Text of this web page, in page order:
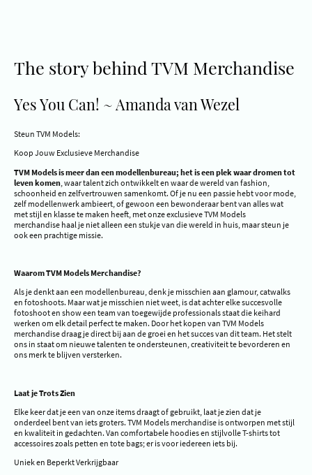
The story behind TVM Merchandise
Yes You Can! ~ Amanda van Wezel
Steun TVM Models:
Koop Jouw Exclusieve Merchandise
TVM Models is meer dan een modellenbureau; het is een plek waar dromen tot
leven komen , waar talent zich ontwikkelt en waar de wereld van fashion,
schoonheid en zelfvertrouwen samenkomt. Of je nu een passie hebt voor mode,
zelf modellenwerk ambieert, of gewoon een bewonderaar bent van alles wat
met stijl en klasse te maken heeft, met onze exclusieve TVM Models
merchandise haal je niet alleen een stukje van die wereld in huis, maar steun je
ook een prachtige missie.
Waarom TVM Models Merchandise?
Als je denkt aan een modellenbureau, denk je misschien aan glamour, catwalks
en fotoshoots. Maar wat je misschien niet weet, is dat achter elke succesvolle
fotoshoot en show een team van toegewijde professionals staat die keihard
werken om elk detail perfect te maken. Door het kopen van TVM Models
merchandise draag je direct bij aan de groei en het succes van dit team. Het stelt
ons in staat om nieuwe talenten te ondersteunen, creativiteit te bevorderen en
ons merk te blijven versterken.
Laat je Trots Zien
Elke keer dat je een van onze items draagt of gebruikt, laat je zien dat je
onderdeel bent van iets groters. TVM Models merchandise is ontworpen met stijl
en kwaliteit in gedachten. Van comfortabele hoodies en stijlvolle T-shirts tot
accessoires zoals petten en tote bags; er is voor iedereen iets bij.
Uniek en Beperkt Verkrijgbaar